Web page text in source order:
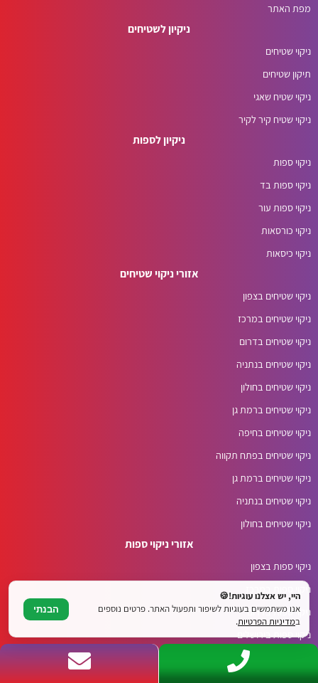
מפת האתר
ניקיון לשטיחים
ניקוי שטיחים
תיקון שטיחים
ניקוי שטיח שאגי
ניקוי שטיח קיר לקיר
ניקיון לספות
ניקוי ספות
ניקוי ספות בד
ניקוי ספות עור
ניקוי כורסאות
ניקוי כיסאות
אזורי ניקוי שטיחים
ניקוי שטיחים בצפון
ניקוי שטיחים במרכז
ניקוי שטיחים בדרום
ניקוי שטיחים בנתניה
ניקוי שטיחים בחולון
ניקוי שטיחים ברמת גן
ניקוי שטיחים בחיפה
ניקוי שטיחים בפתח תקווה
ניקוי שטיחים ברמת גן
ניקוי שטיחים בנתניה
ניקוי שטיחים בחולון
אזורי ניקוי ספות
ניקוי ספות בצפון
ניקוי ספות במרכז
ניקוי ספות בדרום
ניקוי ספות בירושלים
ניקוי ספות בראשון לציון
ניקוי ספות בתל אביב
היי, יש אצלנו עוגיות!🍪
אנו משתמשים בעוגיות לשיפור ותפעול האתר. פרטים נוספים
במדיניות הפרטיות.
הבנתי